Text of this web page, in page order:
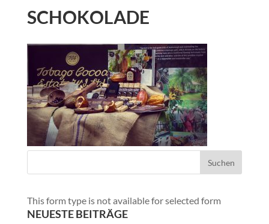
SCHOKOLADE
This form type is not available for selected form
NEUESTE BEITRÄGE